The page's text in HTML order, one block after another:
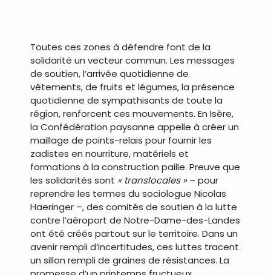
Toutes ces zones à défendre font de la
solidarité un vecteur commun. Les messages
de soutien, l’arrivée quotidienne de
vêtements, de fruits et légumes, la présence
quotidienne de sympathisants de toute la
région, renforcent ces mouvements. En Isère,
la Confédération paysanne appelle à créer un
maillage de points-relais pour fournir les
zadistes en nourriture, matériels et
formations à la construction paille. Preuve que
les solidarités sont « translocales »– pour
reprendre les termes du sociologue Nicolas
Haeringer –, des comités de soutien à la lutte
contre l’aéroport de Notre-Dame-des-Landes
ont été créés partout sur le territoire. Dans un
avenir rempli d’incertitudes, ces luttes tracent
un sillon rempli de graines de résistances. La